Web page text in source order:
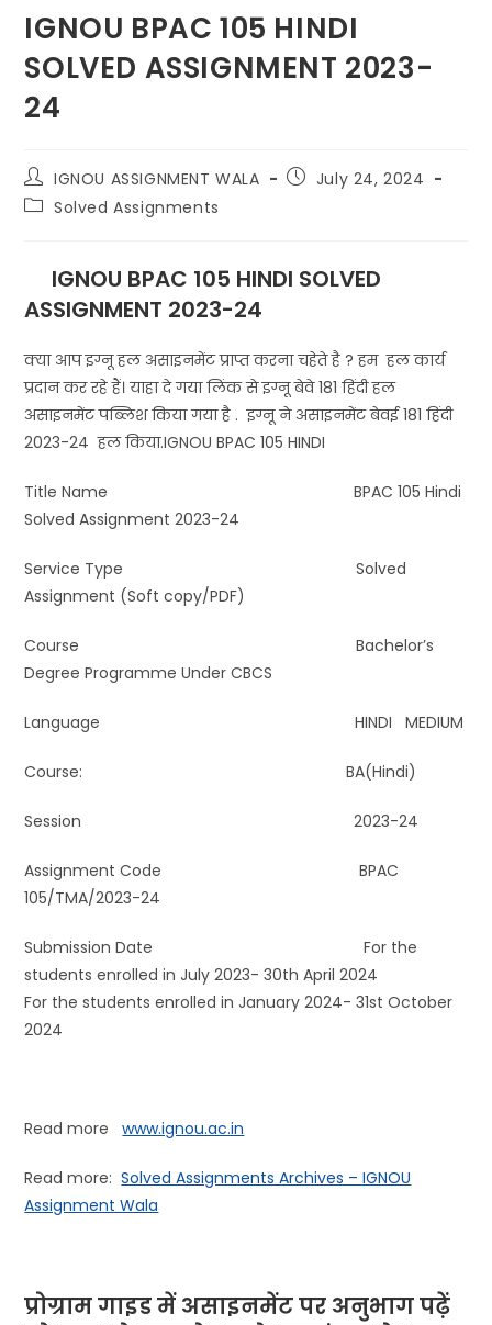
IGNOU BPAC 105 HINDI
SOLVED ASSIGNMENT 2023-
24
IGNOU ASSIGNMENT WALA
July 24, 2024
Solved Assignments
IGNOU BPAC 105 HINDI SOLVED
ASSIGNMENT 2023-24
क्या आप इग्नू हल असाइनमेंट प्राप्त करना चहेते है ? हम हल कार्य
प्रदान कर रहे हैं। याहा दे गया लिंक से इग्नू बेवे 181 हिंदी हल
असाइनमेंट पब्लिश किया गया है . इग्नू ने असाइनमेंट बेवई 181 हिंदी
2023-24 हल किया.IGNOU BPAC 105 HINDI
Title Name BPAC 105 Hindi
Solved Assignment 2023-24
Service Type Solved
Assignment (Soft copy/PDF)
Course Bachelor’s
Degree Programme Under CBCS
Language HINDI MEDIUM
Course: BA(Hindi)
Session 2023-24
Assignment Code BPAC
105/TMA/2023-24
Submission Date For the
students enrolled in July 2023- 30th April 2024
For the students enrolled in January 2024- 31st October
2024
Read morewww.ignou.ac.in
Read more:Solved Assignments Archives – IGNOU
Assignment Wala
प्रोग्राम गाइड में असाइनमेंट पर अनुभाग पढ़ें